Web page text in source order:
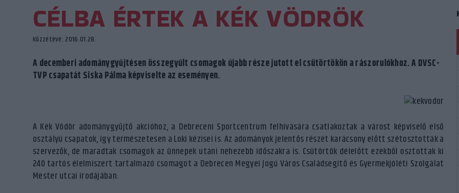
CÉLBA ÉRTEK A KÉK VÖDRÖK
Közzétéve: 2016.01.28.
A decemberi adománygyűjtésen összegyűlt csomagok újabb része jutott el csütörtökön a rászorulókhoz. A DVSC-
TVP csapatát Siska Pálma képviselte az eseményen.
A Kék Vödör adománygyűjtő akcióhoz, a Debreceni Sportcentrum felhívására csatlakoztak a várost képviselő első
osztályú csapatok, így természetesen a Loki kézisei is. Az adományok jelentős részét karácsony előtt szétosztották a
szervezők, de maradtak csomagok az ünnepek utáni nehezebb időszakra is. Csütörtök délelőtt ezekből osztottak ki
240 tartós élelmiszert tartalmazó csomagot a Debrecen Megyei Jogú Város Családsegítő és Gyermekjóléti Szolgálat
Mester utcai irodájában.